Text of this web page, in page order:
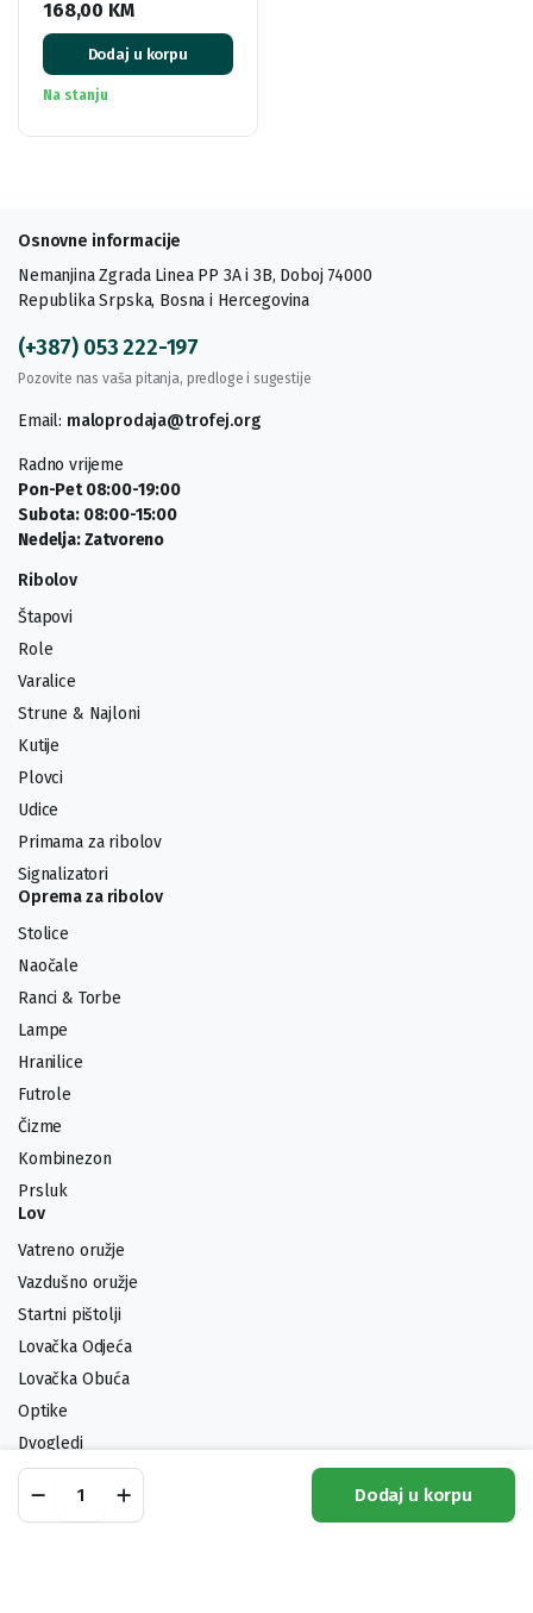
Nišan
Bushnell
Dodaj u korpu
168,00 KM
Dodaj u korpu
Na stanju
Osnovne informacije
Nemanjina Zgrada Linea PP 3A i 3B, Doboj 74000
Republika Srpska, Bosna i Hercegovina
(+387) 053 222-197
Pozovite nas vaša pitanja, predloge i sugestije
Email: maloprodaja@trofej.org
Radno vrijeme
Pon-Pet 08:00-19:00
Subota: 08:00-15:00
Nedelja: Zatvoreno
Ribolov
Štapovi
Role
Varalice
Strune & Najloni
Kutije
Plovci
Udice
Primama za ribolov
Signalizatori
Oprema za ribolov
Stolice
Naočale
Ranci & Torbe
Lampe
Hranilice
Futrole
Čizme
Kombinezon
Prsluk
Lov
Vatreno oružje
Vazdušno oružje
Startni pištolji
Lovačka Odjeća
Lovačka Obuća
Optike
Dvogledi
Municija
Shop Pretraga Kategorije